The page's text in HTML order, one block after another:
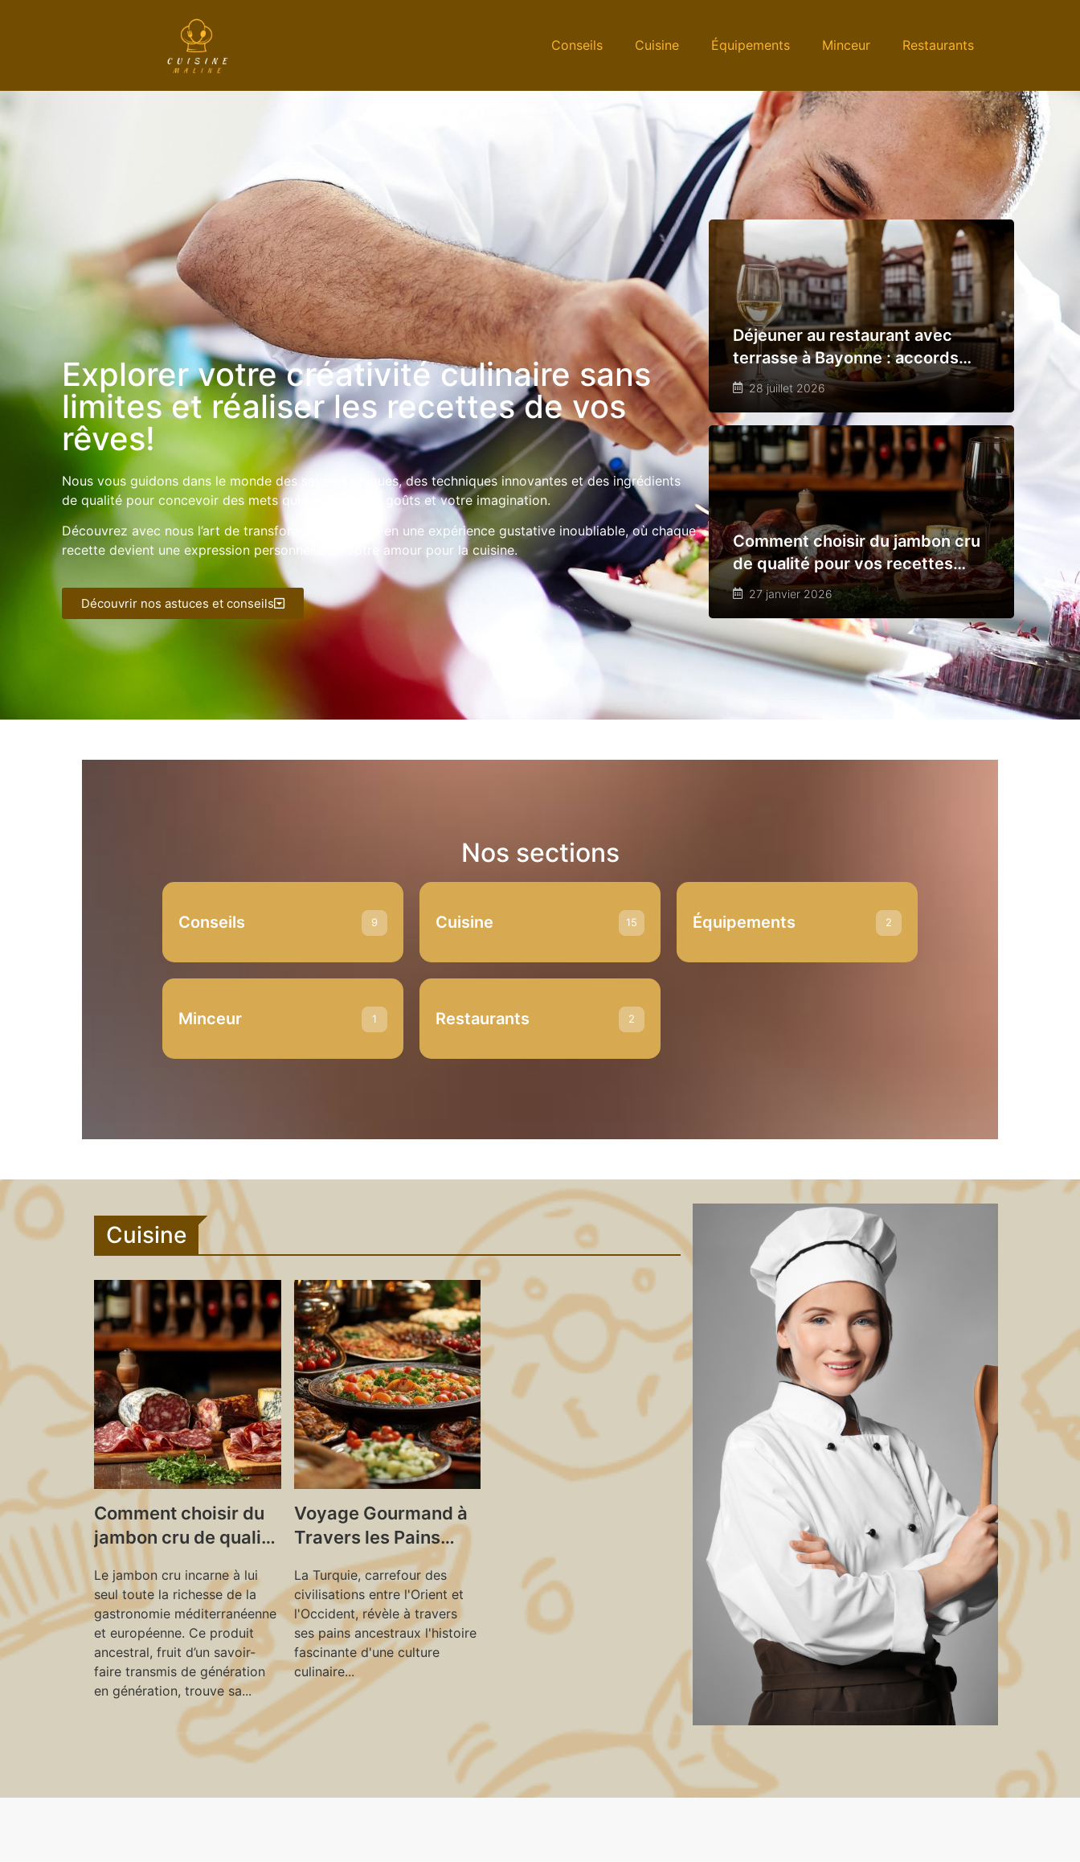
Conseils Cuisine Équipements Minceur Restaurants
Explorer votre créativité culinaire sans
limites et réaliser les recettes de vos
rêves!
Nous vous guidons dans le monde des saveurs uniques, des techniques innovantes et des ingrédients
de qualité pour concevoir des mets qui reflètent vos goûts et votre imagination.
Découvrez avec nous l’art de transformer une vision en une expérience gustative inoubliable, où chaque
recette devient une expression personnelle de votre amour pour la cuisine.
Découvrir nos astuces et conseils
Déjeuner au restaurant avec
terrasse à Bayonne : accords
mets et vins en plein air, l’art de
l’épicurisme estival
28 juillet 2026
Comment choisir du jambon cru
de qualité pour vos recettes
gourmandes
27 janvier 2026
Nos sections
Conseils 9 Cuisine 15 Équipements 2
Minceur 1 Restaurants 2
Cuisine
Comment choisir du
jambon cru de qualité
pour vos recettes
gourmandes
Le jambon cru incarne à lui
seul toute la richesse de la
gastronomie méditerranéenne
et européenne. Ce produit
ancestral, fruit d’un savoir-
faire transmis de génération
en génération, trouve sa...
Voyage Gourmand à
Travers les Pains
Ancestraux:
Découverte des Plats
de Traditions en
Turquie
La Turquie, carrefour des
civilisations entre l'Orient et
l'Occident, révèle à travers
ses pains ancestraux l'histoire
fascinante d'une culture
culinaire...